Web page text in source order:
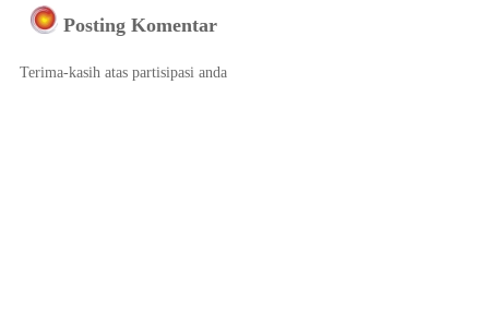
Posting Komentar
Terima-kasih atas partisipasi anda